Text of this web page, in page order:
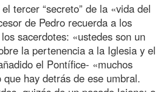
tercer “secreto” de la «vida del
de Pedro recuerda a los
sacerdotes: «ustedes son un
la pertenencia a la Iglesia y el
el Pontífice- «muchos
hay detrás de ese umbral.